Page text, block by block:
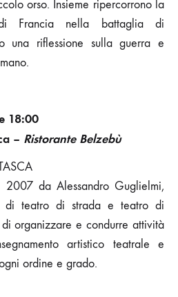
orso. Insieme ripercorrono la
Francia nella battaglia di
una riflessione sulla guerra e
18:00
– Ristorante Belzebù
2007 da Alessandro Guglielmi,
di teatro di strada e teatro di
organizzare e condurre attività
artistico teatrale e
ordine e grado.